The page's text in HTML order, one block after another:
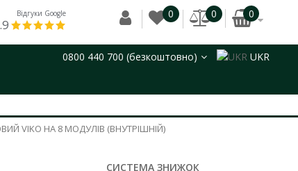
Відгуки Google 0 0 0
0800 440 700 (безкоштовно) UKR
VIKO НА 8 МОДУЛІВ (ВНУТРІШНІЙ)
СИСТЕМА ЗНИЖОК